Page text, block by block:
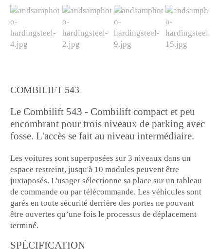
COMBILIFT 543
Le Combilift 543 - Combilift compact et peu
encombrant pour trois niveaux de parking avec
fosse. L'accès se fait au niveau intermédiaire.
Les voitures sont superposées sur 3 niveaux dans un
espace restreint, jusqu'à 10 modules peuvent être
juxtaposés. L'usager sélectionne sa place sur un tableau
de commande ou par télécommande. Les véhicules sont
garés en toute sécurité derrière des portes ne pouvant
être ouvertes qu’une fois le processus de déplacement
terminé.
SPÉCIFICATION